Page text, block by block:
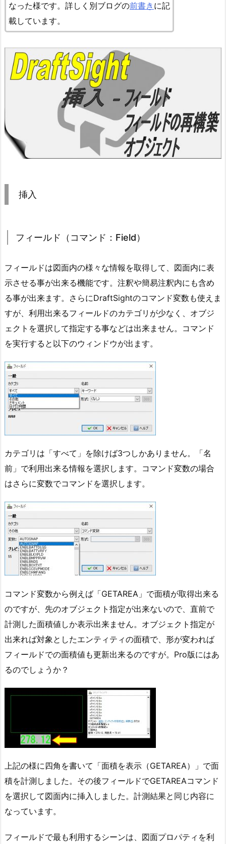
なった様です。詳しく別ブログの前書き に記
載しています。
挿入
フィールド（コマンド：Field）
フィールドは図面内の様々な情報を取得して、図面内に表
示させる事が出来る機能です。注釈や簡易注釈内にも含め
る事が出来ます。さらにDraftSightのコマンド変数も使えま
すが、利用出来るフィールドのカテゴリが少なく、オブジ
ェクトを選択して指定する事などは出来ません。コマンド
を実行すると以下のウィンドウが出ます。
カテゴリは「すべて」を除けば3つしかありません。「名
前」で利用出来る情報を選択します。コマンド変数の場合
はさらに変数でコマンドを選択します。
コマンド変数から例えば「GETAREA」で面積が取得出来る
のですが、先のオブジェクト指定が出来ないので、直前で
計測した面積値しか表示出来ません。オブジェクト指定が
出来れば対象としたエンティティの面積で、形が変われば
フィールドでの面積値も更新出来るのですが。Pro版にはあ
るのでしょうか？
上記の様に四角を書いて「面積を表示（GETAREA）」で面
積を計測しました。その後フィールドでGETAREAコマンド
を選択して図面内に挿入しました。計測結果と同じ内容に
なっています。
フィールドで最も利用するシーンは、図面プロパティを利